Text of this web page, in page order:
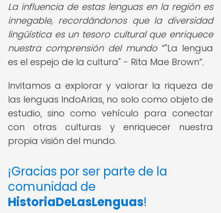
La influencia de estas lenguas en la región es
innegable, recordándonos que la diversidad
lingüística es un tesoro cultural que enriquece
nuestra comprensión del mundo "La lengua
es el espejo de la cultura" - Rita Mae Brown .
Invitamos a explorar y valorar la riqueza de
las lenguas IndoArias, no solo como objeto de
estudio, sino como vehículo para conectar
con otras culturas y enriquecer nuestra
propia visión del mundo.
¡Gracias por ser parte de la
comunidad de
HistoriaDeLasLenguas!